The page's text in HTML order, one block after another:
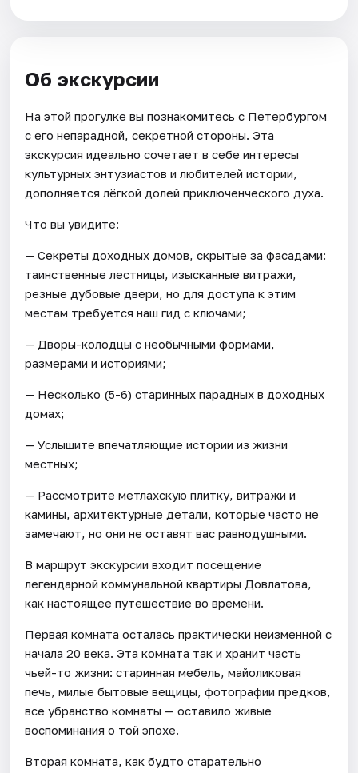
Об экскурсии
На этой прогулке вы познакомитесь с Петербургом
с его непарадной, секретной стороны. Эта
экскурсия идеально сочетает в себе интересы
культурных энтузиастов и любителей истории,
дополняется лёгкой долей приключенческого духа.
Что вы увидите:
— Секреты доходных домов, скрытые за фасадами:
таинственные лестницы, изысканные витражи,
резные дубовые двери, но для доступа к этим
местам требуется наш гид с ключами;
— Дворы-колодцы с необычными формами,
размерами и историями;
— Несколько (5-6) старинных парадных в доходных
домах;
— Услышите впечатляющие истории из жизни
местных;
— Рассмотрите метлахскую плитку, витражи и
камины, архитектурные детали, которые часто не
замечают, но они не оставят вас равнодушными.
В маршрут экскурсии входит посещение
легендарной коммунальной квартиры Довлатова,
как настоящее путешествие во времени.
Первая комната осталась практически неизменной с
начала 20 века. Эта комната так и хранит часть
чьей-то жизни: старинная мебель, майоликовая
печь, милые бытовые вещицы, фотографии предков,
все убранство комнаты — оставило живые
воспоминания о той эпохе.
Вторая комната, как будто старательно